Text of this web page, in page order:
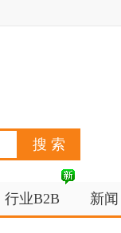
行业B2B 新闻